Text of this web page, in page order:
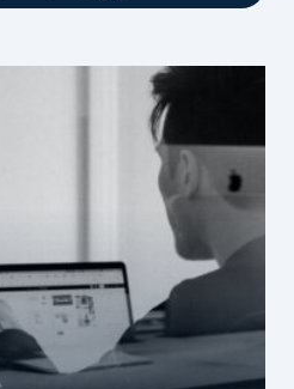
de s’éroder. Selon
Caisse des
40% d’entre eux
Français de plus
à-vis d’internet est